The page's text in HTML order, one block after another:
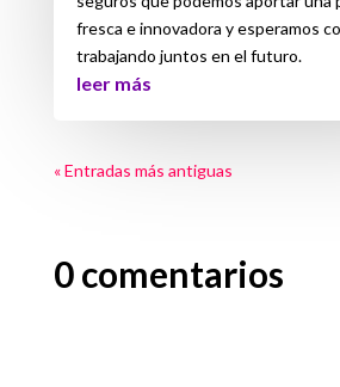
fresca e innovadora y esperamos
trabajando juntos en el futuro.
leer más
« Entradas más antiguas
0 comentarios